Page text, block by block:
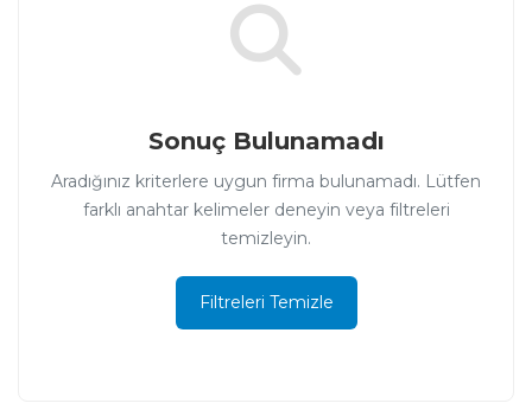
Sonuç Bulunamadı
Aradığınız kriterlere uygun firma bulunamadı. Lütfen
farklı anahtar kelimeler deneyin veya filtreleri
temizleyin.
Filtreleri Temizle